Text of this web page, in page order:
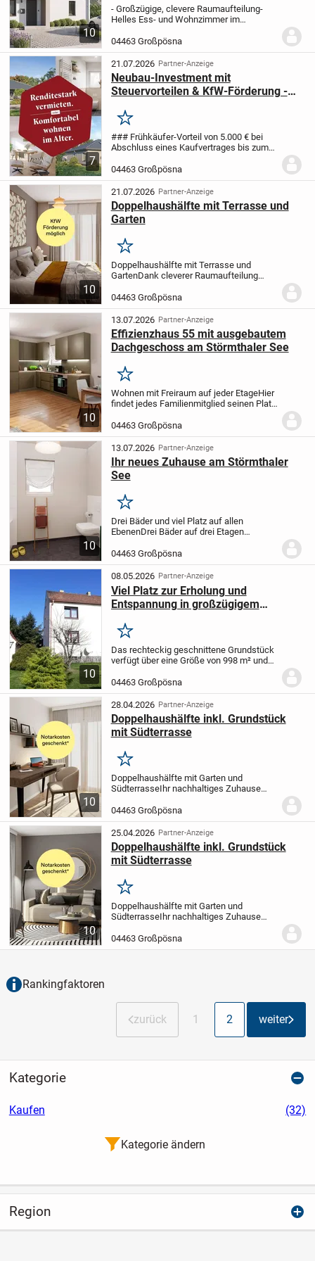
10
- Großzügige, clevere Raumaufteilung-
Helles Ess- und Wohnzimmer im
Obergeschoss- Zusätzliche Räume für
Familie, Arbeit, Hobby
04463 Großpösna
7
21.07.2026 Partner-Anzeige
Neubau-Investment mit
Steuervorteilen & KfW-Förderung -
Merken
### Frühkäufer-Vorteil von 5.000 € bei
Abschluss eines Kaufvertrages bis zum
75.000 € Steuervorteil in den ersten 4
Jahren dank Sonder-Abschreibung-...
04463 Großpösna
10
21.07.2026 Partner-Anzeige
Doppelhaushälfte mit Terrasse und
Garten
Merken
Doppelhaushälfte mit Terrasse und
GartenDank cleverer Raumaufteilung
Familienmitglied einen passenden
Rückzugsort, ganz nach seinen
Bedürfnissen.Herzlich...
04463 Großpösna
10
13.07.2026 Partner-Anzeige
Effizienzhaus 55 mit ausgebautem
Dachgeschoss am Störmthaler See
Merken
Wohnen mit Freiraum auf jeder EtageHier
findet jedes Familienmitglied seinen Platz.
Rückzugsmöglichkeiten und verbindet
zugleich das Familienleben unter einem...
04463 Großpösna
10
13.07.2026 Partner-Anzeige
Ihr neues Zuhause am Störmthaler
See
Merken
Drei Bäder und viel Platz auf allen
EbenenDrei Bäder auf drei Etagen
Ihrem Alltag eine angenehme Struktur. So
starten alle entspannt in den Tag und
genießen am...
04463 Großpösna
10
08.05.2026 Partner-Anzeige
Viel Platz zur Erholung und
Entspannung in großzügigem
Grundstück in Großpösna
Merken
Das rechteckig geschnittene Grundstück
verfügt über eine Größe von 998 m² und
Einfamilienhaus mit 2 Vollgeschossen
und ausbaufähigem Dachgeschoss
bebaut.Das...
04463 Großpösna
10
28.04.2026 Partner-Anzeige
Doppelhaushälfte inkl. Grundstück
mit Südterrasse
Merken
Doppelhaushälfte mit Garten und
SüdterrasseIhr nachhaltiges Zuhause
StellplätzenIm Erdgeschoss dieses
attraktiven Doppelhauses erwartet Sie ein
sehr heller,...
04463 Großpösna
10
25.04.2026 Partner-Anzeige
Doppelhaushälfte inkl. Grundstück
mit Südterrasse
Merken
Doppelhaushälfte mit Garten und
SüdterrasseIhr nachhaltiges Zuhause
StellplätzenIm Erdgeschoss dieses
attraktiven Doppelhauses erwartet Sie ein
04463 Großpösna
Rankingfaktoren
zurück 1 2 weiter
Kategorie
Kaufen (32)
Kategorie ändern
Region